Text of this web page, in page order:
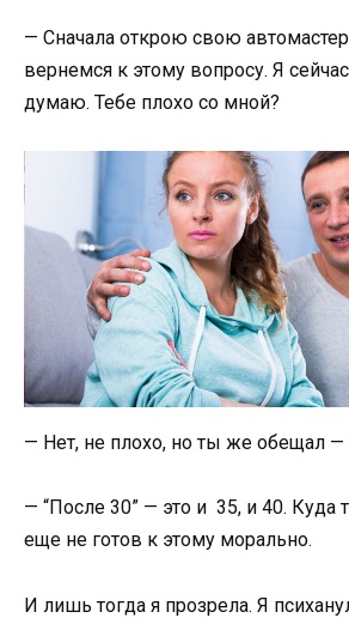
— Сначала открою свою
вернемся к этому вопросу. Я
думаю. Тебе плохо со мной?
— Нет, не плохо, но ты же обещал —
— “После 30” — это и 35, и 40. Куда
еще не готов к этому морально.
И лишь тогда я прозрела. Я